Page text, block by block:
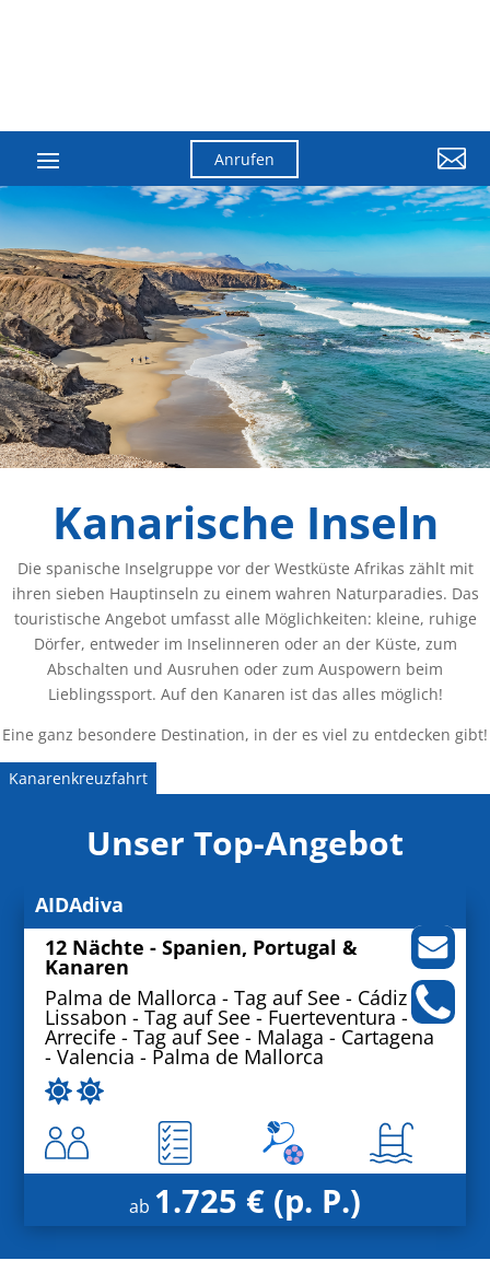
Anrufen 
Kanarische Inseln
Die spanische Inselgruppe vor der Westküste Afrikas zählt mit
ihren sieben Hauptinseln zu einem wahren Naturparadies. Das
touristische Angebot umfasst alle Möglichkeiten: kleine, ruhige
Dörfer, entweder im Inselinneren oder an der Küste, zum
Abschalten und Ausruhen oder zum Auspowern beim
Lieblingssport. Auf den Kanaren ist das alles möglich!
Eine ganz besondere Destination, in der es viel zu entdecken gibt!
Kanarenkreuzfahrt
Unser Top-Angebot
AIDAdiva
12 Nächte - Spanien, Portugal &
Kanaren
Palma de Mallorca - Tag auf See - Cádiz -
Lissabon - Tag auf See - Fuerteventura -
Arrecife - Tag auf See - Malaga - Cartagena
- Valencia - Palma de Mallorca
ab 1.725 € (p. P.)